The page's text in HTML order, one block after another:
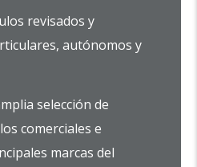
revisados y
autónomos y
selección de
comerciales e
marcas del